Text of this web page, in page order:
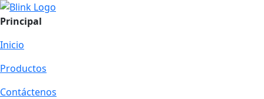
Principal
Inicio
Productos
Contáctenos